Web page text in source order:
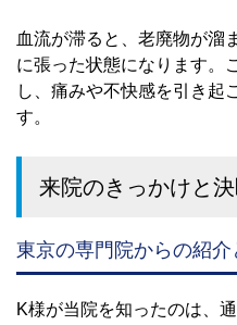
血流が滞ると、老廃物が溜
に張った状態になります。
し、痛みや不快感を引き起
す。
来院のきっかけと
東京の専門院からの紹
K様が当院を知ったのは、